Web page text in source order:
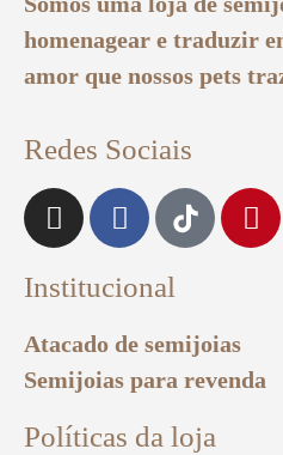
homenagear e traduzir
amor que nossos pets
Redes Sociais
Institucional
Atacado de semijoias
Semijoias para revenda
Políticas da loja